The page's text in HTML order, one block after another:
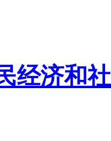
经济和